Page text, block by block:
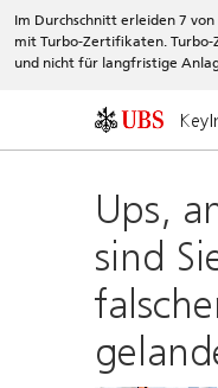
Im Durchschnitt erleiden 7
mit Turbo-Zertifikaten.
und nicht für langfristige
Ups,
sind